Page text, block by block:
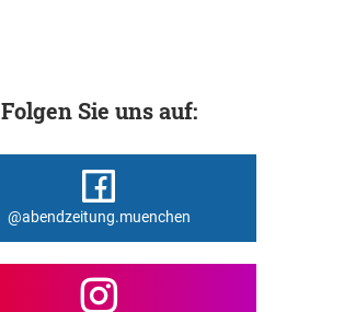
Folgen Sie uns auf:
@abendzeitung.muenchen